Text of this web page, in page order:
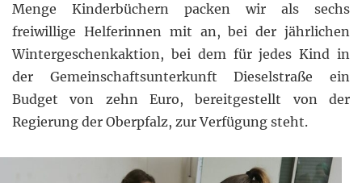
Menge Kinderbüchern packen wir als sechs
freiwillige Helferinnen mit an, bei der jährlichen
Wintergeschenkaktion, bei dem für jedes Kind in
der Gemeinschaftsunterkunft Dieselstraße ein
Budget von zehn Euro, bereitgestellt von der
Regierung der Oberpfalz, zur Verfügung steht.